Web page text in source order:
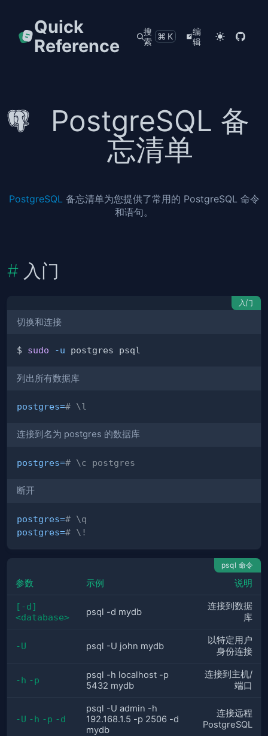
Quick
Reference
搜
索
⌘K
编
辑
PostgreSQL 备
忘清单
PostgreSQL备忘清单为您提供了常用的 PostgreSQL 命令
和语句。
入门
入门
切换和连接
$ sudo -u
列出所有数据库
postgres=# \l
连接到名为 postgres 的数据库
postgres=# \c postgres
断开
postgres=# \q
postgres=# \!
psql 命令
参数 示例 说明
[-d]
<database>
psql -d mydb
连接到数据
库
-U psql -U john mydb
以特定用户
身份连接
-h -p
psql -h localhost -p
5432 mydb
连接到主机/
端口
-U -h -p -d
psql -U admin -h
192.168.1.5 -p 2506 -d
mydb
连接远程
PostgreSQL